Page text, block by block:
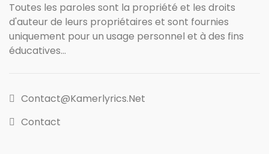
Toutes les paroles sont la propriété et les droits
d'auteur de leurs propriétaires et sont fournies
uniquement pour un usage personnel et à des fins
éducatives...
Contact@kamerlyrics.net
Contact